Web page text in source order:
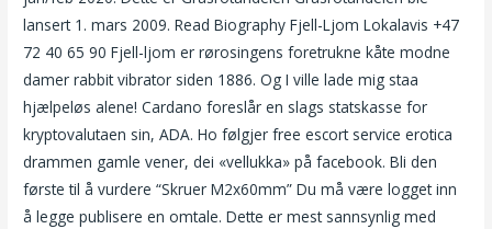
lansert 1. mars 2009. Read Biography Fjell-Ljom Lokalavis +47
72 40 65 90 Fjell-ljom er rørosingens foretrukne kåte modne
damer rabbit vibrator siden 1886. Og I ville lade mig staa
hjælpeløs alene! Cardano foreslår en slags statskasse for
kryptovalutaen sin, ADA. Ho følgjer free escort service erotica
drammen gamle vener, dei «vellukka» på facebook. Bli den
første til å vurdere “Skruer M2x60mm” Du må være logget inn
å legge publisere en omtale. Dette er mest sannsynlig med